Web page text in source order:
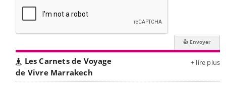
Les Carnets de Voyage
de Vivre Marrakech
+ lire plus